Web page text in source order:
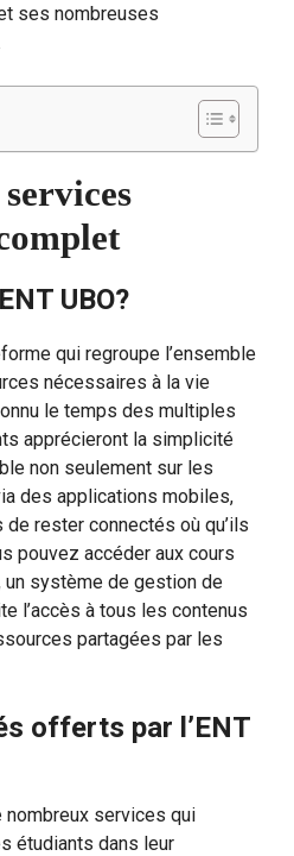
ses nombreuses
UBO?
qui regroupe l’ensemble
nécessaires à la vie
le temps des multiples
apprécieront la simplicité
non seulement sur les
des applications mobiles,
rester connectés où qu’ils
pouvez accéder aux cours
un système de gestion de
l’accès à tous les contenus
partagées par les
offerts par l’ENT
nombreux services qui
étudiants dans leur